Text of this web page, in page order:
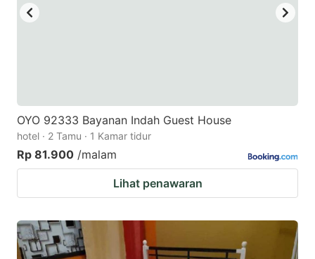
OYO 92333 Bayanan Indah Guest House
hotel · 2 Tamu · 1 Kamar tidur
Rp 81.900 /malam
Lihat penawaran